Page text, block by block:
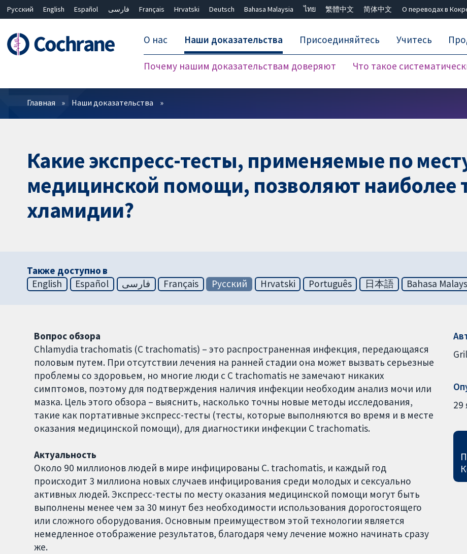
Русский English Español فارسی Français Hrvatski Deutsch Bahasa Malaysia ไทย 繁體中文 简体中文 О переводах в
О нас Наши доказательства
Почему нашим доказательствам доверяют Что такое
Присоединяйтесь Учитесь
Фильтры
Главная Наши доказательства
Какие экспресс-тесты, применяемые по
медицинской помощи, позволяют наиболее
хламидии?
Также доступно в
English
Español فارسی Français Русский Hrvatski Português 日本語 Bahasa
Вопрос обзора
Chlamydia trachomatis (C trachomatis) – это распространенная инфекция, передающаяся
половым путем. При отсутствии лечения на ранней стадии она может вызвать серьезные
проблемы со здоровьем, но многие люди с C trachomatis не замечают никаких
симптомов, поэтому для подтверждения наличия инфекции необходим анализ мочи или
мазка. Цель этого обзора – выяснить, насколько точны новые методы исследования,
такие как портативные экспресс-тесты (тесты, которые выполняются во время и в месте
оказания медицинской помощи), для диагностики инфекции C trachomatis.
Актуальность
Около 90 миллионов людей в мире инфицированы C. trachomatis, и каждый год
происходит 3 миллиона новых случаев инфицирования среди молодых и сексуально
активных людей. Экспресс-тесты по месту оказания медицинской помощи могут быть
выполнены менее чем за 30 минут без необходимости использования дорогостоящего
или сложного оборудования. Основным преимуществом этой технологии является
немедленное отображение результатов, благодаря чему лечение можно начинать сразу
же.
29